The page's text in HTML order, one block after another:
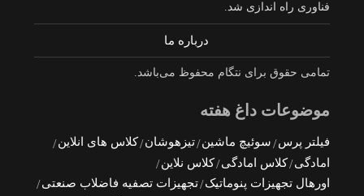
فناوری راه اندازی شد.
درباره ما
تمامی حقوق برای نتگام محفوظ می‌باشد.
موضوعات داغ هفته
فیلتر پرس سوئیچ ماشین تیزهوشان کلاس های انلاین
امادگی کلاس امادگی کلاس نلاین
اورهال تجهیزات پنوماتیک تجهیزات تصفیه فاضلاب صنعتی